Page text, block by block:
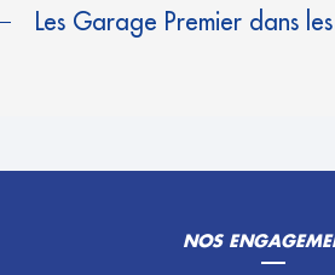
Les Garage Premier dans
NOS